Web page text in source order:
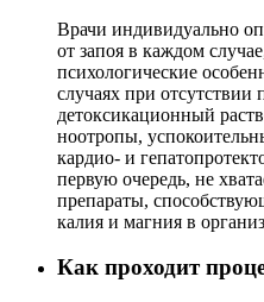
Врачи индивидуально
от запоя в каждом
психологические
случаях при отсутствии
детоксикационный
ноотропы,
кардио- и
первую очередь, не
препараты,
калия и магния в
Как проходит